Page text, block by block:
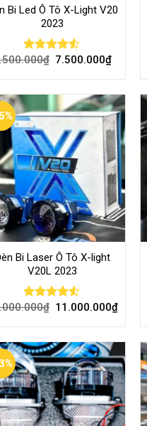
Bi Led Ô Tô X-Light V20
2023
Rated
₫ 7.500.000₫
Bi Laser Ô Tô X-light
V20L 2023
Rated
₫ 11.000.000₫